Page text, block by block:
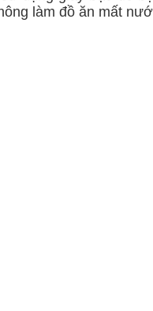
làm đồ ăn mất